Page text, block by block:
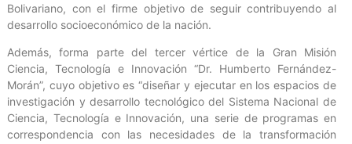
Bolivariano, con el firme objetivo de seguir contribuyendo al
desarrollo socioeconómico de la nación.
Además, forma parte del tercer vértice de la Gran Misión
Ciencia, Tecnología e Innovación “Dr. Humberto Fernández-
Morán”, cuyo objetivo es “diseñar y ejecutar en los espacios de
investigación y desarrollo tecnológico del Sistema Nacional de
Ciencia, Tecnología e Innovación, una serie de programas en
correspondencia con las necesidades de la transformación